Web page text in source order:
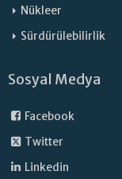
Nükleer
Sürdürülebilirlik
Sosyal Medya
Facebook
Twitter
Linkedin